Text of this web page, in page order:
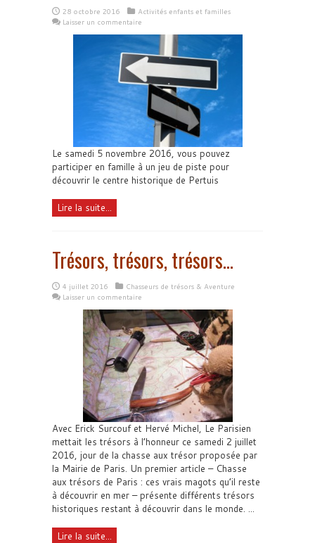
28 octobre 2016
Activités enfants et familles
Laisser un commentaire
Le samedi 5 novembre 2016, vous pouvez
participer en famille à un jeu de piste pour
découvrir le centre historique de Pertuis
Lire la suite...
Trésors, trésors, trésors…
4 juillet 2016
Chasseurs de trésors & Aventure
Laisser un commentaire
Avec Erick Surcouf et Hervé Michel, Le Parisien
mettait les trésors à l’honneur ce samedi 2 juillet
2016, jour de la chasse aux trésor proposée par
la Mairie de Paris. Un premier article – Chasse
aux trésors de Paris : ces vrais magots qu’il reste
à découvrir en mer – présente différents trésors
historiques restant à découvrir dans le monde. ...
Lire la suite...